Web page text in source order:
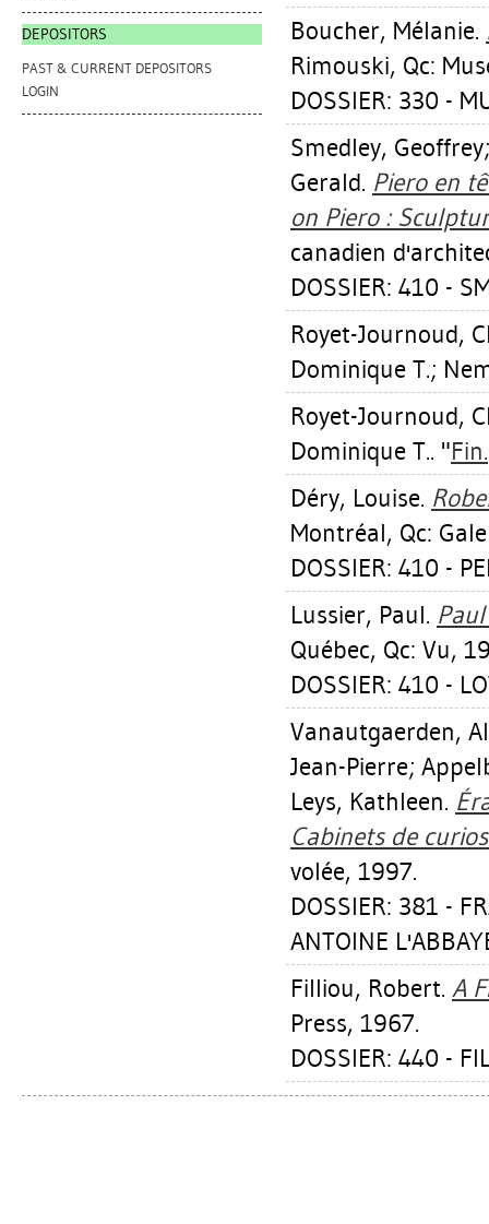
DEPOSITORS
PAST & CURRENT DEPOSITORS
LOGIN
Boucher, Mélanie.
Rimouski, Qc:
DOSSIER: 330 -
Smedley, Geoffrey
Gerald. Piero en
on Piero :
canadien
DOSSIER: 410 -
Royet-Journoud,
Dominique T.;
Royet-Journoud,
Dominique T.. "Fin.
Déry, Louise.
Montréal, Qc:
DOSSIER: 410 -
Lussier, Paul.
Québec, Qc: Vu,
DOSSIER: 410 -
Vanautgaerden,
Jean-Pierre;
Leys, Kathleen.
Cabinets de
volée, 1997.
DOSSIER: 381 -
ANTOINE
Filliou, Robert. A
Press, 1967.
DOSSIER: 440 -